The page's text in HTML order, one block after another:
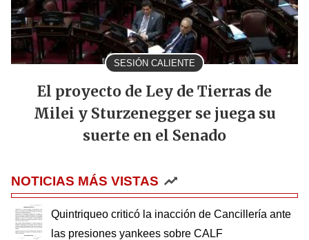
SESIÓN CALIENTE
El proyecto de Ley de Tierras de
Milei y Sturzenegger se juega su
suerte en el Senado
NOTICIAS MÁS VISTAS
Quintriqueo criticó la inacción de Cancillería ante
las presiones yankees sobre CALF